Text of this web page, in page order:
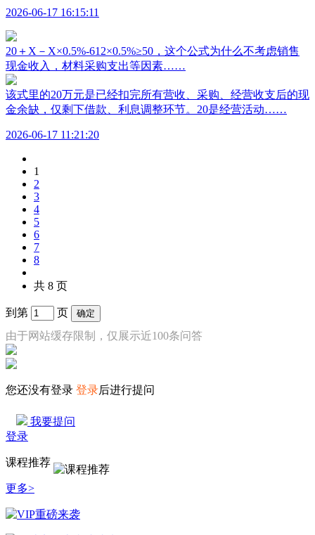
2026-06-17 16:15:11
20＋X－X×0.5%-612×0.5%≥50，这个公式为什么不考虑销售
现金收入，材料采购支出等因素……
该式里的20万元是已经扣完所有营收、采购、经营收支后的现
金余缺，仅剩下借款、利息调整环节。20是经营活动……
2026-06-17 11:21:20
1
2
3
4
5
6
7
8
共 8 页
到第 页 确定
由于网站缓存限制，仅展示近100条问答
您还没有登录 登录后进行提问
我要提问
登录
课程推荐
更多>